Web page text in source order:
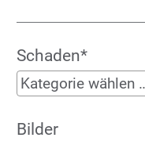
Schaden*
Bilder